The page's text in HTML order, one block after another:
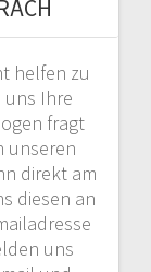
helfen zu
uns Ihre
fragt
unseren
direkt am
diesen an
uns